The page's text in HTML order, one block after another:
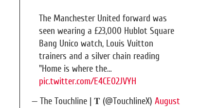
The Manchester United forward was
seen wearing a £23,000 Hublot Square
Bang Unico watch, Louis Vuitton
trainers and a silver chain reading
"Home is where the…
pic.twitter.com/E4CE02JVYH
— The Touchline | 𝐓 (@TouchlineX) August